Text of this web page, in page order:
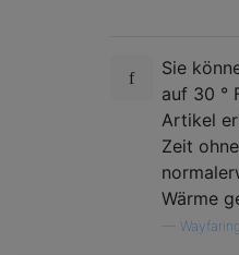
Sie
auf 30 °
Artikel
Zeit
Wärme